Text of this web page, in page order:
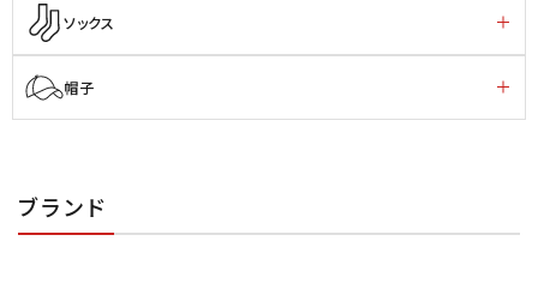
ソックス
帽子
ブランド